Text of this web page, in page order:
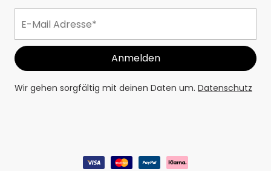
Wir gehen sorgfältig mit deinen Daten um. Datenschutz